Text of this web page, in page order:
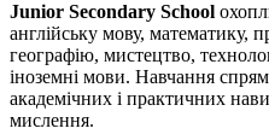
Junior Secondary School
англійську мову, математику,
географію, мистецтво,
іноземні мови. Навчання
академічних і практичних
мислення.